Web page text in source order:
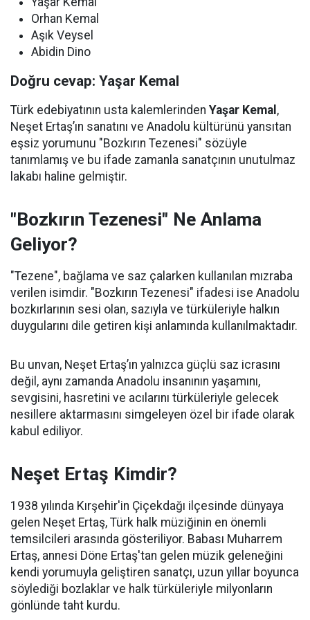
Orhan Kemal
Aşık Veysel
Abidin Dino
Doğru cevap: Yaşar Kemal
Türk edebiyatının usta kalemlerinden Yaşar Kemal ,
Neşet Ertaş’ın sanatını ve Anadolu kültürünü yansıtan
eşsiz yorumunu "Bozkırın Tezenesi" sözüyle
tanımlamış ve bu ifade zamanla sanatçının unutulmaz
lakabı haline gelmiştir.
"Bozkırın Tezenesi" Ne Anlama
Geliyor?
"Tezene", bağlama ve saz çalarken kullanılan mızraba
verilen isimdir. "Bozkırın Tezenesi" ifadesi ise Anadolu
bozkırlarının sesi olan, sazıyla ve türküleriyle halkın
duygularını dile getiren kişi anlamında kullanılmaktadır.
Bu unvan, Neşet Ertaş’ın yalnızca güçlü saz icrasını
değil, aynı zamanda Anadolu insanının yaşamını,
sevgisini, hasretini ve acılarını türküleriyle gelecek
nesillere aktarmasını simgeleyen özel bir ifade olarak
kabul ediliyor.
Neşet Ertaş Kimdir?
1938 yılında Kırşehir'in Çiçekdağı ilçesinde dünyaya
gelen Neşet Ertaş, Türk halk müziğinin en önemli
temsilcileri arasında gösteriliyor. Babası Muharrem
Ertaş, annesi Döne Ertaş'tan gelen müzik geleneğini
kendi yorumuyla geliştiren sanatçı, uzun yıllar boyunca
söylediği bozlaklar ve halk türküleriyle milyonların
gönlünde taht kurdu.